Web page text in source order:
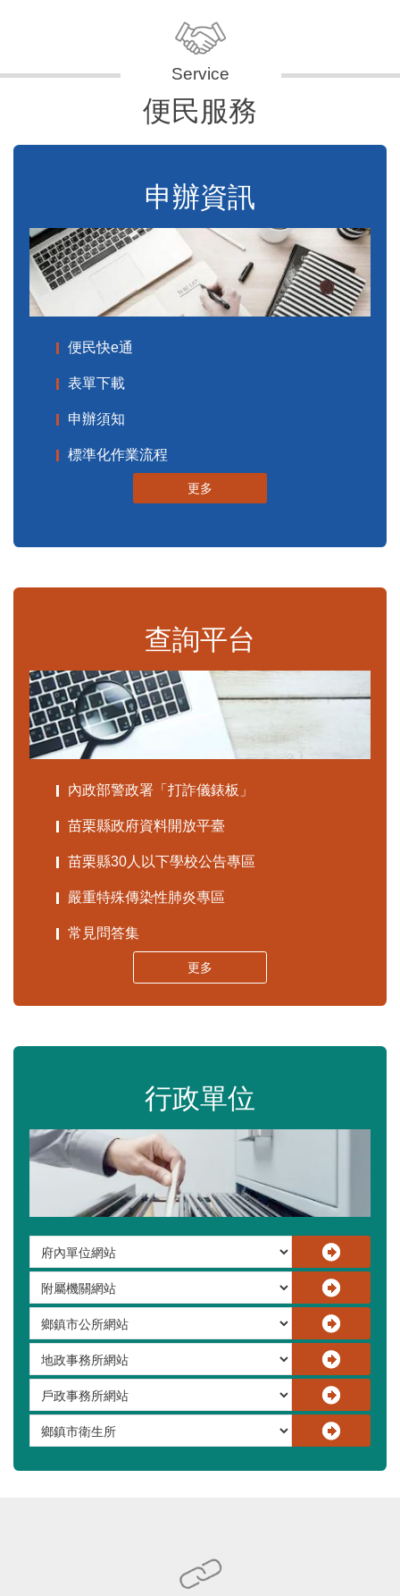
便民服務
申辦資訊
便民快e通
表單下載
申辦須知
標準化作業流程
更多
查詢平台
內政部警政署「打詐儀錶板」
苗栗縣政府資料開放平臺
苗栗縣30人以下學校公告專區
嚴重特殊傳染性肺炎專區
常見問答集
更多
行政單位